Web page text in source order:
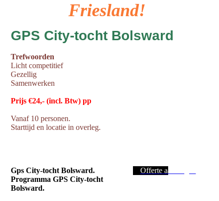
Friesland!
GPS City-tocht Bolsward
Trefwoorden
Licht competitief
Gezellig
Samenwerken
Prijs €24,- (incl. Btw) pp
Vanaf 10 personen.
Starttijd en locatie in overleg.
Offerte aanvragen
Gps City-tocht Bolsward.
Programma GPS City-tocht
Bolsward.